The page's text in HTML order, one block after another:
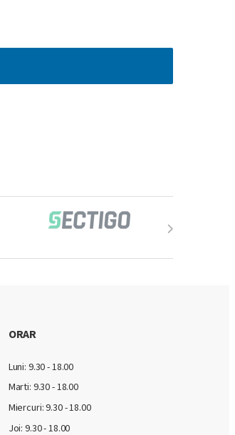
ORAR
Luni: 9.30 - 18.00
Marti: 9.30 - 18.00
Miercuri:9.30 - 18.00
Joi: 9.30 - 18.00